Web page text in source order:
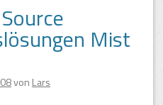
Mist
von Lars